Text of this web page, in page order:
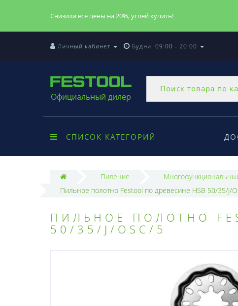
Снизили все цены на 20%, успей купить!
Личный кабинет Будни: 09:00 - 20:00
Официальный дилер
СПИСОК КАТЕГОРИЙ
Пиление
Пильное полотно Festool по древесине HSB 50/35/J/
ПИЛЬНОЕ ПОЛОТНО
50/35/J/OSC/5